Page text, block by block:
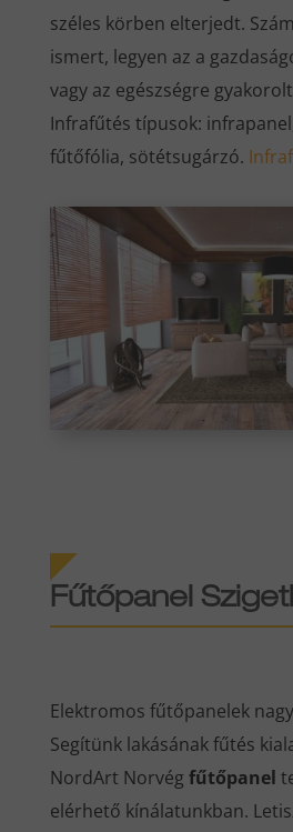
széles körben elterjedt.
ismert, legyen az a
vagy az egészségre
Infrafűtés típusok:
fűtőfólia, sötétsugárzó.
Fűtőpanel
Elektromos fűtőpanelek
Segítünk lakásának fűtés
NordArt Norvég fűtőpanel
elérhető kínálatunkban.